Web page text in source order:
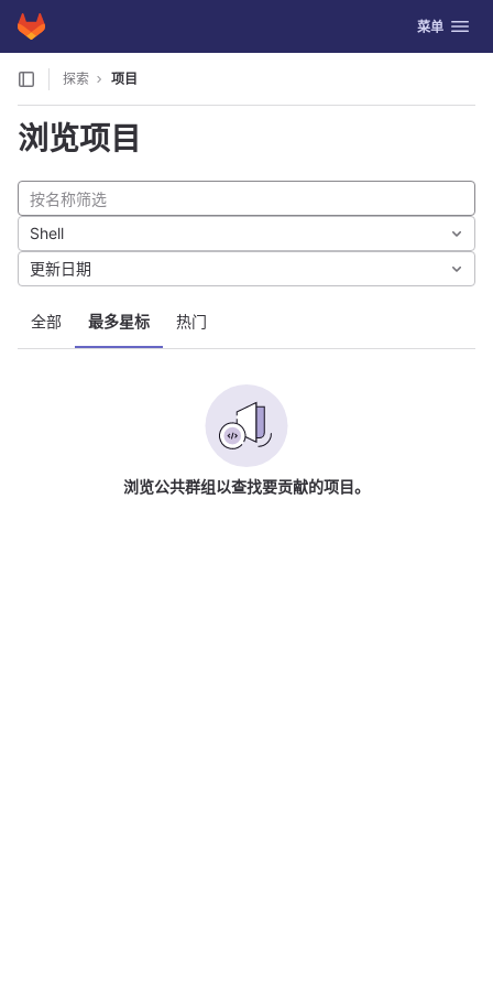
Skip to content
GitLab 切换导航
菜单
探索 项目
浏览项目
全部 最多星标 热门
Shell
更新日期
浏览公共群组以查找要贡献的项目。